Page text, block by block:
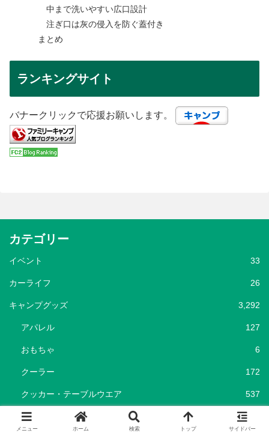
中まで洗いやすい広口設計
注ぎ口は灰の侵入を防ぐ蓋付き
まとめ
ランキングサイト
バナークリックで応援お願いします。
カテゴリー
イベント 33
カーライフ 26
キャンプグッズ 3,292
アパレル 127
おもちゃ 6
クーラー 172
クッカー・テーブルウエア 537
グリル
メニュー ホーム 検索 トップ サイドバー